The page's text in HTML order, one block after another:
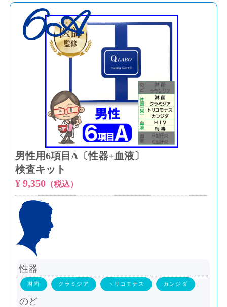
6A
男性用6項目A〔性器+血液〕
検査キット
¥ 9,350（税込）
性器
淋菌 クラミジア トリコモナス カンジダ
のど